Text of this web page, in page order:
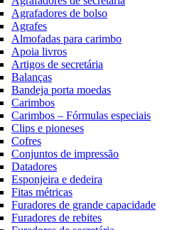
Agrafadores de bolso
Agrafes
Almofadas para carimbo
Apoia livros
Artigos de secretária
Balanças
Bandeja porta moedas
Carimbos
Carimbos – Fórmulas especiais
Clips e pioneses
Cofres
Conjuntos de impressão
Datadores
Esponjeira e dedeira
Fitas métricas
Furadores de grande capacidade
Furadores de rebites